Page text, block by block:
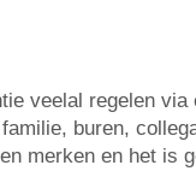
veelal regelen
buren,
merken en het is